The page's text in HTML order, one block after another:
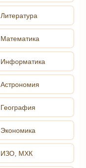
Литература
Математика
Информатика
Астрономия
География
Экономика
ИЗО, МХК